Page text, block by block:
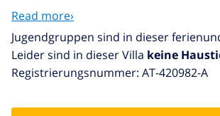
Diese Villen verfügen über eine
Gebühr)
Read more›
Jugendgruppen sind in dieser
Leider sind in dieser Villa keine
Registrierungsnummer: AT-420982-A